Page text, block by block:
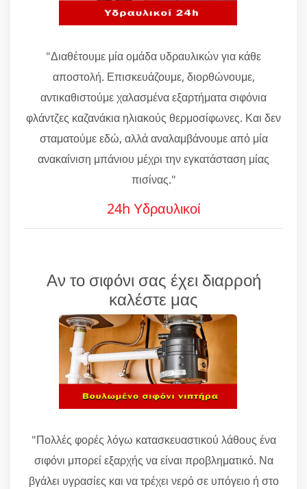
"Διαθέτουμε μία ομάδα υδραυλικών για κάθε
αποστολή. Επισκευάζουμε, διορθώνουμε,
αντικαθιστούμε χαλασμένα εξαρτήματα σιφόνια
φλάντζες καζανάκια ηλιακούς θερμοσίφωνες. Και δεν
σταματούμε εδώ, αλλά αναλαμβάνουμε από μία
ανακαίνιση μπάνιου μέχρι την εγκατάσταση μίας
πισίνας."
24h Υδραυλικοί
Αν το σιφόνι σας έχει διαρροή
καλέστε μας
"Πολλές φορές λόγω κατασκευαστικού λάθους ένα
σιφόνι μπορεί εξαρχής να είναι προβληματικό. Να
βγάλει υγρασίες και να τρέχει νερό σε υπόγειο ή στο